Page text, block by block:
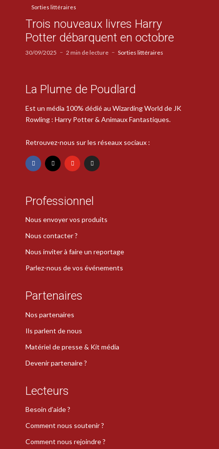
Sorties littéraires
Trois nouveaux livres Harry
Potter débarquent en octobre
30/09/2025 2 min de lecture Sorties littéraires
La Plume de Poudlard
Est un média 100% dédié au Wizarding World de JK
Rowling : Harry Potter & Animaux Fantastiques.
Retrouvez-nous sur les réseaux sociaux :
Professionnel
Nous envoyer vos produits
Nous contacter ?
Nous inviter à faire un reportage
Parlez-nous de vos événements
Partenaires
Nos partenaires
Ils parlent de nous
Matériel de presse & Kit média
Devenir partenaire ?
Lecteurs
Besoin d’aide ?
Comment nous soutenir ?
Comment nous rejoindre ?